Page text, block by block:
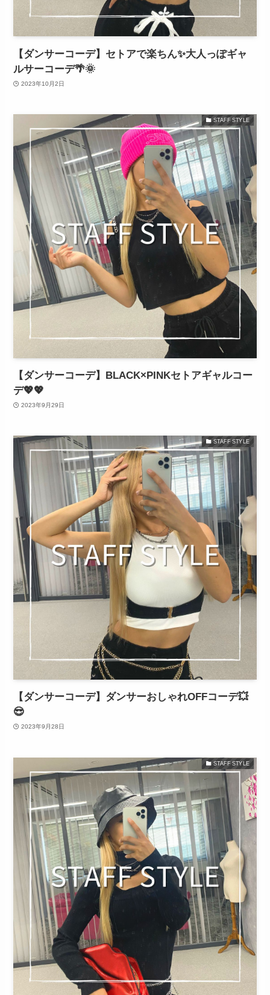
【ダンサーコーデ】セトアで楽ちん✨大人っぽギャ
ルサーコーデ🌴🌞
2023年10月2日
STAFF STYLE
【ダンサーコーデ】BLACK×PINKセトアギャルコー
デ💖💖
2023年9月29日
STAFF STYLE
【ダンサーコーデ】ダンサーおしゃれOFFコーデ💥
😎
2023年9月28日
STAFF STYLE